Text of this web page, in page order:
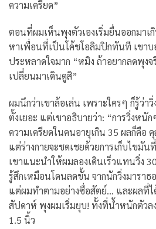
ความเครียด”
ตอนที่ผมเห็นพุงตัวเองเริ่มยื่นออกมาเ
หาเพื่อนที่เป็นโค้ชโอลิมปิกทันที เขาบ
ประหลาดใจมาก “หมิง ถ้าอยากลดพุง
เปลี่ยนมาเดินดูสิ”
ผมนึกว่าเขาล้อเล่น เพราะใครๆ ก็รู้ว่า
ตั้งเยอะ แต่เขาอธิบายว่า: “การวิ่งหนั
ความเครียดในคนอายุเกิน 35 ผลก็คือ
แต่ร่างกายจะชดเชยด้วยการเก็บไขมั
เขาแนะนำให้ผมลองเดินเร็วแทนวิ่ง
รู้สึกเหมือนโดนลดขั้น จากนักวิ่งมารา
แต่ผมทำตามอย่างซื่อสัตย์… และผลที่ไ
สัปดาห์ พุงผมเริ่มยุบ! ทั้งที่น้ำหนักตัวล
1.5 นิ้ว